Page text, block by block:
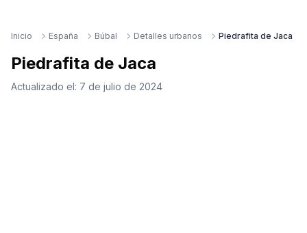
Inicio España Búbal Detalles urbanos Piedrafita de Jaca
Piedrafita de Jaca
Actualizado el: 7 de julio de 2024